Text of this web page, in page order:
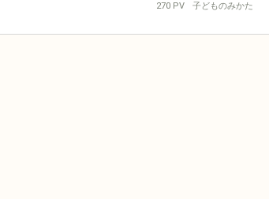
子どものみかた
270 PV